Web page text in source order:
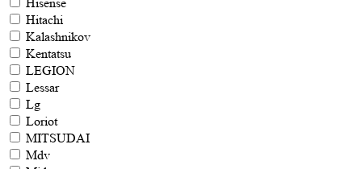
Hitachi
Kalashnikov
Kentatsu
LEGION
Lessar
Lg
Loriot
MITSUDAI
Mdv